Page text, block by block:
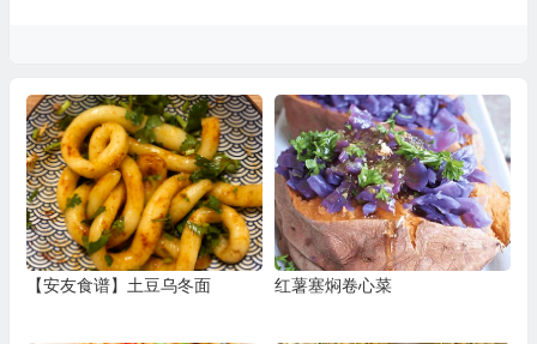
【安友食谱】土豆乌冬面 红薯塞焖卷心菜